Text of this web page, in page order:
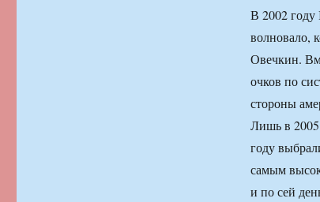
В 2002 году
волновало,
Овечкин.
очков по
стороны
Лишь в 2005
году
самым
и по сей